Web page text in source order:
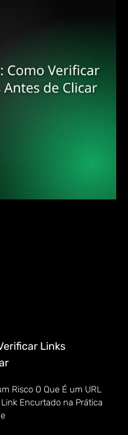
Links
Risco O Que É um URL
Encurtado na Prática